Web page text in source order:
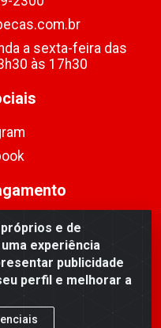
e de
experiência
publicidade
perfil e melhorar a
a sexta-feira das
às 17h30
Eletrônicos Ltda -
- Jardim Taroba,
06.241.208/0001-